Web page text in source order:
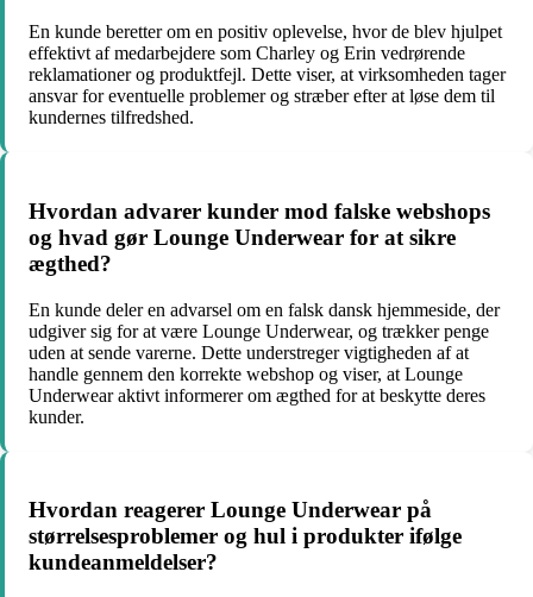
En kunde beretter om en positiv oplevelse, hvor de blev hjulpet
effektivt af medarbejdere som Charley og Erin vedrørende
reklamationer og produktfejl. Dette viser, at virksomheden tager
ansvar for eventuelle problemer og stræber efter at løse dem til
kundernes tilfredshed.
Hvordan advarer kunder mod falske webshops
og hvad gør Lounge Underwear for at sikre
ægthed?
En kunde deler en advarsel om en falsk dansk hjemmeside, der
udgiver sig for at være Lounge Underwear, og trækker penge
uden at sende varerne. Dette understreger vigtigheden af at
handle gennem den korrekte webshop og viser, at Lounge
Underwear aktivt informerer om ægthed for at beskytte deres
kunder.
Hvordan reagerer Lounge Underwear på
størrelsesproblemer og hul i produkter ifølge
kundeanmeldelser?